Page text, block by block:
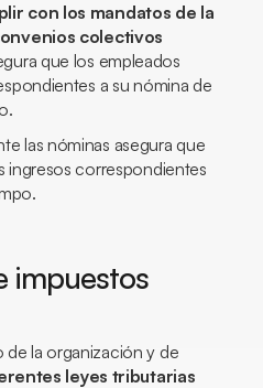
con los mandatos de la
colectivos
que los empleados
a su nómina de
las nóminas asegura que
ingresos correspondientes
impuestos
la organización y de
leyes tributarias